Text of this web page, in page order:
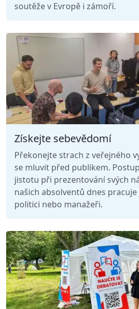
soutěže v Evropě i zámoří.
Získejte sebevědomí
Překonejte strach z veřejného
se mluvit před publikem.
jistotu při prezentování svých
našich absolventů dnes
politici nebo manažeři.